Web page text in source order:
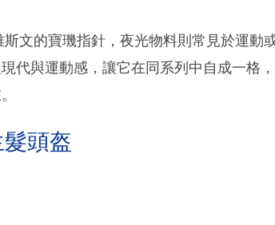
文的寶璣指針，夜光物料則常見於運動
代與運動感，讓它在同系列中自成一格
頭盔